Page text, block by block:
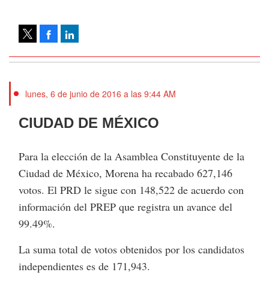
lunes, 6 de junio de 2016 a las 9:44 AM
CIUDAD DE MÉXICO
Para la elección de la Asamblea Constituyente de la
Ciudad de México, Morena ha recabado 627,146
votos. El PRD le sigue con 148,522 de acuerdo con
información del PREP que registra un avance del
99.49%.
La suma total de votos obtenidos por los candidatos
independientes es de 171,943.
Facebook